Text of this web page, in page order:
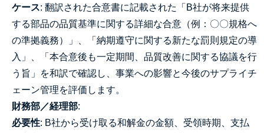
ケース: 翻訳された合意書に記載された「B社が将来提供
する部品の品質基準に関する詳細な合意（例：〇〇規格へ
の準拠義務）」、「納期遵守に関する新たな罰則規定の導
入」、「本合意後も一定期間、品質改善に関する協議を行
う旨」を和訳で確認し、事業への影響と今後のサプライチ
ェーン管理を評価します。
財務部／経理部:
必要性: B社から受け取る和解金の金額、受領時期、支払